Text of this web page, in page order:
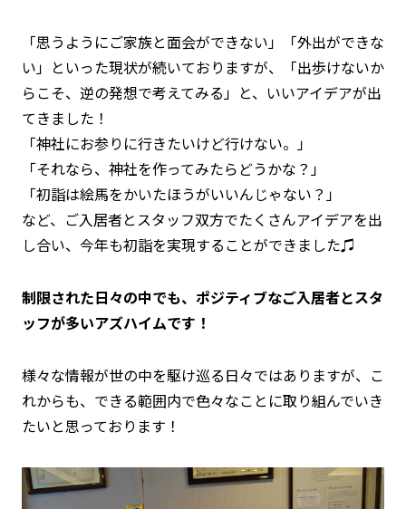
「思うようにご家族と面会ができない」「外出ができな
い」といった現状が続いておりますが、「出歩けないか
らこそ、逆の発想で考えてみる」と、いいアイデアが出
てきました！
「神社にお参りに行きたいけど行けない。」
「それなら、神社を作ってみたらどうかな？」
「初詣は絵馬をかいたほうがいいんじゃない？」
など、ご入居者とスタッフ双方でたくさんアイデアを出
し合い、今年も初詣を実現することができました♫
制限された日々の中でも、ポジティブなご入居者とスタ
ッフが多いアズハイムです！
様々な情報が世の中を駆け巡る日々ではありますが、こ
れからも、できる範囲内で色々なことに取り組んでいき
たいと思っております！